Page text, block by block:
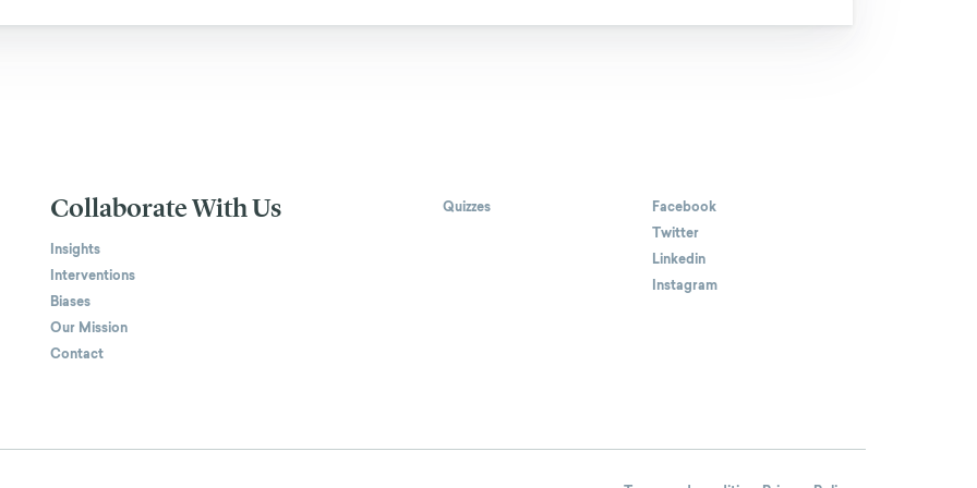
Collaborate With Us
Insights
Interventions
Biases
Our Mission
Contact
Quizzes
Facebook
Twitter
Linkedin
Instagram